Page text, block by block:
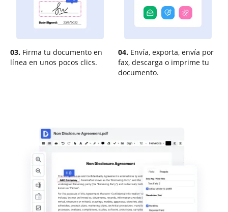
03. Firma tu documento en
línea en unos pocos clics.
04. Envía, exporta, envía por
fax, descarga o imprime tu
documento.